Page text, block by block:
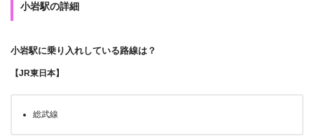
小岩駅の詳細
小岩駅に乗り入れしている路線は？
【JR東日本】
総武線